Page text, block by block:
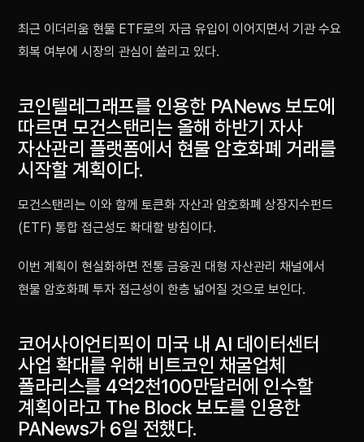
최근 이더리움 현물 ETF로의 자금 유입이 이어지면서 기관 수요
회복 여부에 시장의 관심이 쏠리고 있다.
코인텔레그래프를 인용한 PANews 보도에
따르면 모건스탠리는 올해 하반기 자사
자산관리 플랫폼에서 현물 암호화폐 거래를
시작할 계획이다.
모건스탠리는 이와 함께 토큰화 자산과 암호화폐 상장지수펀드
(ETF) 통합 접근성도 확대할 방침이다.
이번 계획이 현실화하면 전통 금융권 대형 자산관리 채널에서
현물 암호화폐 투자 접근성이 한층 넓어질 것으로 보인다.
코어사이언티픽이 미국 내 AI 데이터센터
사업 확대를 위해 비트코인 채굴업체
폴라리스를 4억2천100만달러에 인수할
계획이라고 The Block 보도를 인용한
PANews가 6일 전했다.